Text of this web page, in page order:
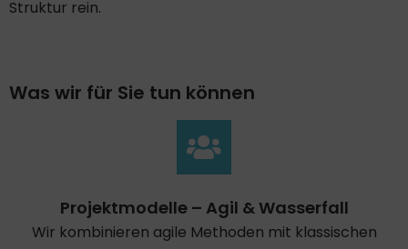
Struktur rein.
Was wir für Sie tun können​
Projektmodelle – Agil & Wasserfall
Wir kombinieren agile Methoden mit klassischen